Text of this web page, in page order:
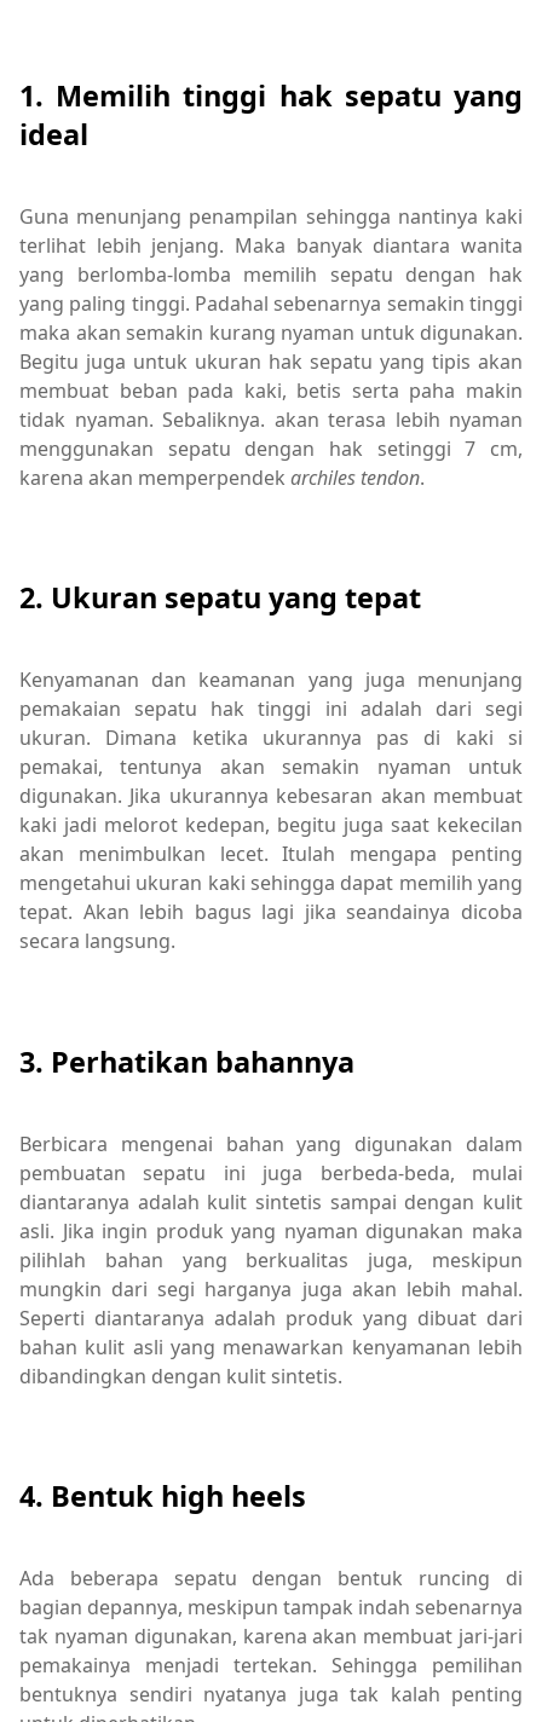
1. Memilih tinggi hak sepatu yang
ideal
Guna menunjang penampilan sehingga nantinya kaki
terlihat lebih jenjang. Maka banyak diantara wanita
yang berlomba-lomba memilih sepatu dengan hak
yang paling tinggi. Padahal sebenarnya semakin tinggi
maka akan semakin kurang nyaman untuk digunakan.
Begitu juga untuk ukuran hak sepatu yang tipis akan
membuat beban pada kaki, betis serta paha makin
tidak nyaman. Sebaliknya. akan terasa lebih nyaman
menggunakan sepatu dengan hak setinggi 7 cm,
karena akan memperpendek archiles tendon.
2. Ukuran sepatu yang tepat
Kenyamanan dan keamanan yang juga menunjang
pemakaian sepatu hak tinggi ini adalah dari segi
ukuran. Dimana ketika ukurannya pas di kaki si
pemakai, tentunya akan semakin nyaman untuk
digunakan. Jika ukurannya kebesaran akan membuat
kaki jadi melorot kedepan, begitu juga saat kekecilan
akan menimbulkan lecet. Itulah mengapa penting
mengetahui ukuran kaki sehingga dapat memilih yang
tepat. Akan lebih bagus lagi jika seandainya dicoba
secara langsung.
3. Perhatikan bahannya
Berbicara mengenai bahan yang digunakan dalam
pembuatan sepatu ini juga berbeda-beda, mulai
diantaranya adalah kulit sintetis sampai dengan kulit
asli. Jika ingin produk yang nyaman digunakan maka
pilihlah bahan yang berkualitas juga, meskipun
mungkin dari segi harganya juga akan lebih mahal.
Seperti diantaranya adalah produk yang dibuat dari
bahan kulit asli yang menawarkan kenyamanan lebih
dibandingkan dengan kulit sintetis.
4. Bentuk high heels
Ada beberapa sepatu dengan bentuk runcing di
bagian depannya, meskipun tampak indah sebenarnya
tak nyaman digunakan, karena akan membuat jari-jari
pemakainya menjadi tertekan. Sehingga pemilihan
bentuknya sendiri nyatanya juga tak kalah penting